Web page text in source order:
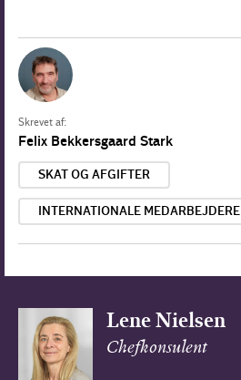
Skrevet af:
Felix Bekkersgaard Stark
SKAT OG AFGIFTER
INTERNATIONALE MEDARBEJDERE
Lene Nielsen
Chefkonsulent